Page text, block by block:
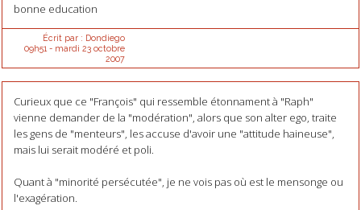
bonne education
Écrit par : Dondiego
09h51 - mardi 23 octobre
2007
Curieux que ce "François" qui ressemble étonnament à "Raph"
vienne demander de la "modération", alors que son alter ego, traite
les gens de "menteurs", les accuse d'avoir une "attitude haineuse",
mais lui serait modéré et poli.
Quant à "minorité persécutée", je ne vois pas où est le mensonge ou
l'exagération.